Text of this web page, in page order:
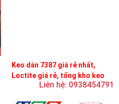
Keo dán 7387 giá rẻ nhất,
Loctite giá rẻ, tổng kho keo
Liên hệ: 0938454791